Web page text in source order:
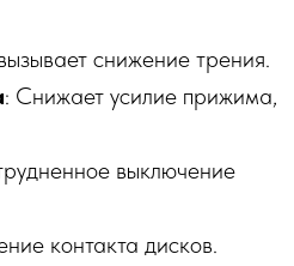
снижение трения.
: Снижает усилие прижима,
выключение
контакта дисков.